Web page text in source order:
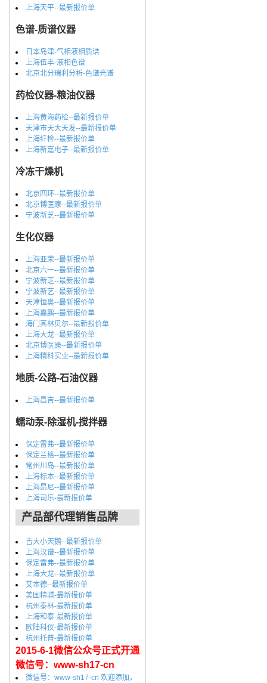
上海天平--最新报价单
色谱-质谱仪器
日本岛津-气相液相质谱
上海伍丰-液相色谱
北京北分瑞利分析-色谱光谱
药检仪器-粮油仪器
上海黄海药检--最新报价单
天津市天大天发--最新报价单
上海纤检--最新报价单
上海新嘉电子--最新报价单
冷冻干燥机
北京四环--最新报价单
北京博医康--最新报价单
宁波新芝--最新报价单
生化仪器
上海亚荣--最新报价单
北京六一--最新报价单
宁波新芝--最新报价单
宁波新艺--最新报价单
天津恒奥--最新报价单
上海嘉鹏--最新报价单
海门其林贝尔--最新报价单
上海大龙--最新报价单
北京博医康--最新报价单
上海精科实业--最新报价单
地质-公路-石油仪器
上海昌吉--最新报价单
蠕动泵-除湿机-搅拌器
保定雷弗--最新报价单
保定兰格--最新报价单
常州川岛--最新报价单
上海标本--最新报价单
上海昂尼--最新报价单
上海司乐-最新报价单
产品部代理销售品牌
吉大小天鹅--最新报价单
上海汉谱--最新报价单
保定雷弗--最新报价单
上海大龙--最新报价单
艾本德--最新报价单
美国精骐-最新报价单
杭州泰林-最新报价单
上海和泰-最新报价单
欧陆科仪-最新报价单
杭州托普-最新报价单
2015-6-1微信公众号正式开通
微信号：www-sh17-cn
微信号：www-sh17-cn 欢迎添加，